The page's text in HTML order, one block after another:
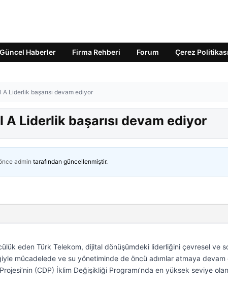
Güncel Haberler Firma Rehberi Forum Çerez Politikası
Liderlik başarısı devam ediyor
A Liderlik başarısı devam ediyor
admin tarafından güncellenmiştir.
eden Türk Telekom, dijital dönüşümdeki liderliğini çevresel ve
mücadelede ve su yönetiminde de öncü adımlar atmaya devam
(CDP) İklim Değişikliği Programı’nda en yüksek seviye olan